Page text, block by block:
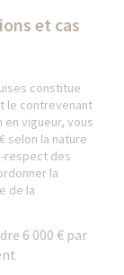
et cas
constitue
le contrevenant
vigueur, vous
selon la nature
respect des
la
de la
6 000 € par